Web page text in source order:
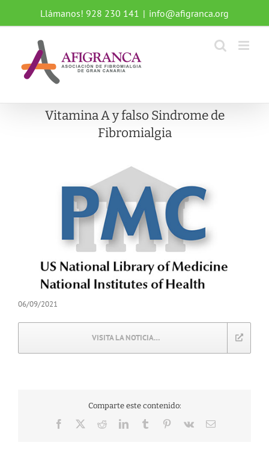
contenido
Llámanos! 928 230 141 | info@afigranca.org
Vitamina A y falso Sindrome de
Fibromialgia
06/09/2021
VISITA LA NOTICIA…
Comparte este contenido:
Facebook RedditLinkedInTumblr Pinterest
Vk
Correo